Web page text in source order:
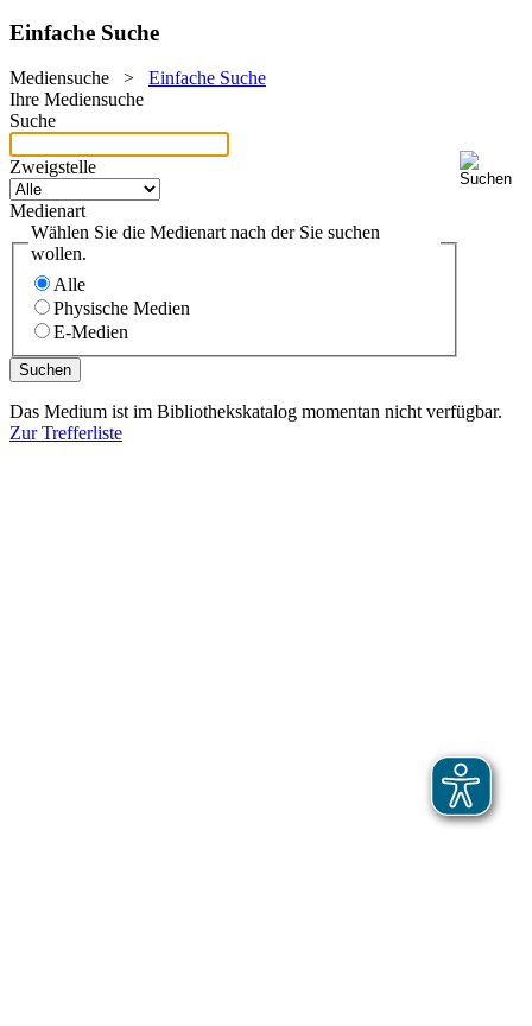
Einfache Suche
Mediensuche > Einfache Suche
Ihre Mediensuche
Suche
Zweigstelle
Medienart
Wählen Sie die Medienart nach der Sie suchen
wollen.
Alle
Physische Medien
E-Medien
Das Medium ist im Bibliothekskatalog momentan nicht verfügbar.
Zur Trefferliste